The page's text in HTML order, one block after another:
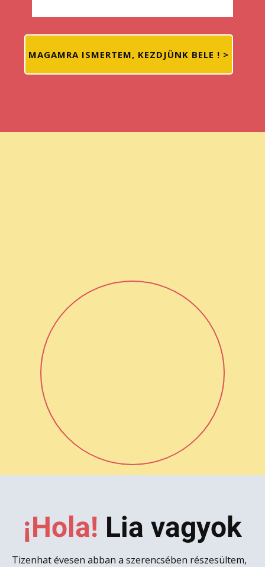
MAGAMRA ISMERTEM, KEZDJÜNK BELE ! >
¡Hola! L​ia vagyok
Tizenhat évesen abban a szerencsében részesültem,